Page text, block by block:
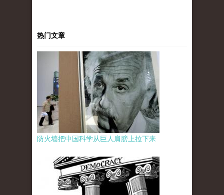
热门文章
防火墙把中国科学从巨人肩膀上拉下来